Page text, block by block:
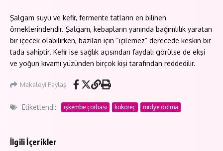
Şalgam suyu ve kefir, fermente tatların en bilinen
örneklerindendir. Şalgam, kebapların yanında bağımlılık yaratan
bir içecek olabilirken, bazıları için “içilemez” derecede keskin bir
tada sahiptir. Kefir ise sağlık açısından faydalı görülse de ekşi
ve yoğun kıvamı yüzünden birçok kişi tarafından reddedilir.
Makaleyi Paylaş
Etiketlendi: işkembe çorbası kokoreç midye dolma
İlgili İçerikler